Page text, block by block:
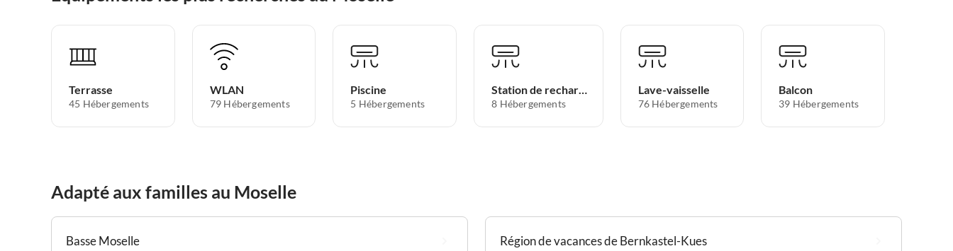
Terrasse
45 Hébergements
WLAN
79 Hébergements
Piscine
5 Hébergements
Station de recharge pour voitures électriques
8 Hébergements
Lave-vaisselle
76 Hébergements
Balcon
39 Hébergements
Adapté aux familles au Moselle
Basse Moselle Région de vacances de Bernkastel-Kues